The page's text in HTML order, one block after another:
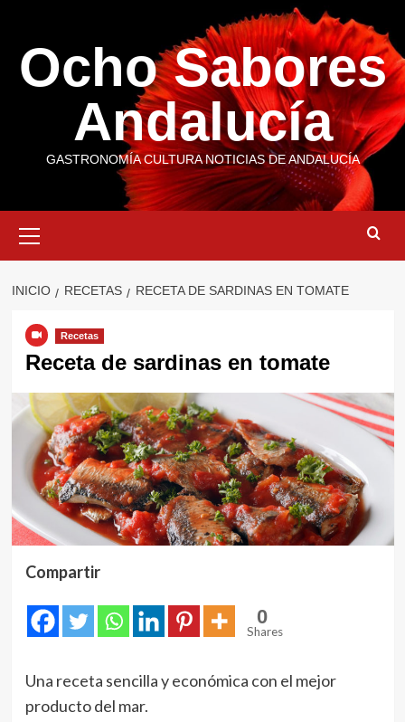
contenido
Ocho Sabores
Andalucía
GASTRONOMÍA CULTURA NOTICIAS DE ANDALUCÍA
primario
INICIO RECETAS RECETA DE SARDINAS EN TOMATE
Recetas
Receta de sardinas en tomate
Compartir
0
Shares
Una receta sencilla y económica con el mejor
producto del mar.